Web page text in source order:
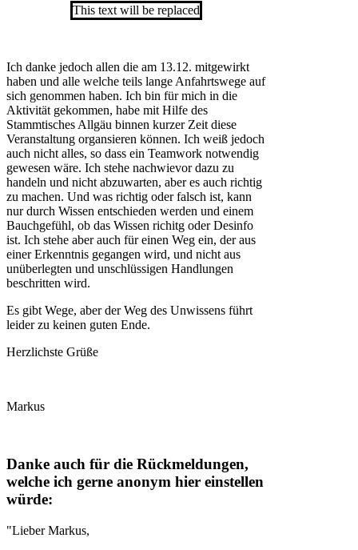
This text will be replaced
Ich danke jedoch allen die am 13.12. mitgewirkt
haben und alle welche teils lange Anfahrtswege auf
sich genommen haben. Ich bin für mich in die
Aktivität gekommen, habe mit Hilfe des
Stammtisches Allgäu binnen kurzer Zeit diese
Veranstaltung organsieren können. Ich weiß jedoch
auch nicht alles, so dass ein Teamwork notwendig
gewesen wäre. Ich stehe nachwievor dazu zu
handeln und nicht abzuwarten, aber es auch richtig
zu machen. Und was richtig oder falsch ist, kann
nur durch Wissen entschieden werden und einem
Bauchgefühl, ob das Wissen richitg oder Desinfo
ist. Ich stehe aber auch für einen Weg ein, der aus
einer Erkenntnis gegangen wird, und nicht aus
unüberlegten und unschlüssigen Handlungen
beschritten wird.
Es gibt Wege, aber der Weg des Unwissens führt
leider zu keinen guten Ende.
Herzlichste Grüße
Markus
Danke auch für die Rückmeldungen,
welche ich gerne anonym hier einstellen
würde:
"Lieber Markus,